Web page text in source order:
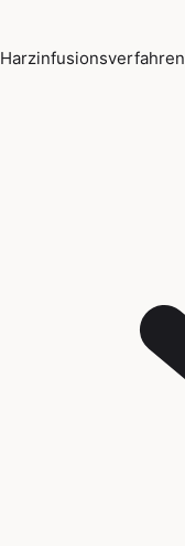
Harzinfusionsverfahren